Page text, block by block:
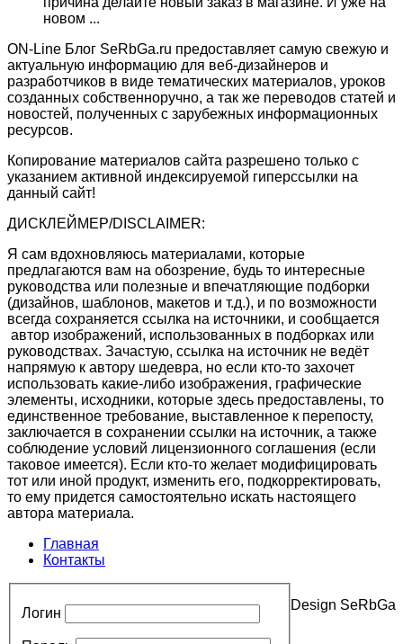
новом ...
ON-Line Блог SeRbGa.ru предоставляет самую свежую и
актуальную информацию для веб-дизайнеров и
разработчиков в виде тематических материалов, уроков
созданных собственноручно, а так же переводов статей и
новостей, полученных с зарубежных информационных
ресурсов.
Копирование материалов сайта разрешено только с
указанием активной индексируемой гиперссылки на
данный сайт!
ДИСКЛЕЙМЕР/DISCLAIMER:
Я сам вдохновляюсь материалами, которые
предлагаются вам на обозрение, будь то интересные
руководства или полезные и впечатляющие подборки
(дизайнов, шаблонов, макетов и т.д.), и по возможности
всегда сохраняется ссылка на источники, и сообщается
автор изображений, использованных в подборках или
руководствах. Зачастую, ссылка на источник не ведёт
напрямую к автору шедевра, но если кто-то захочет
использовать какие-либо изображения, графические
элементы, исходники, которые здесь предоставлены, то
единственное требование, выставленное к перепосту,
заключается в сохранении ссылки на источник, а также
соблюдение условий лицензионного соглашения (если
таковое имеется). Если кто-то желает модифицировать
тот или иной продукт, изменить его, подкорректировать,
то ему придется самостоятельно искать настоящего
автора материала.
Главная
Контакты
Design SeRbGa
Логин